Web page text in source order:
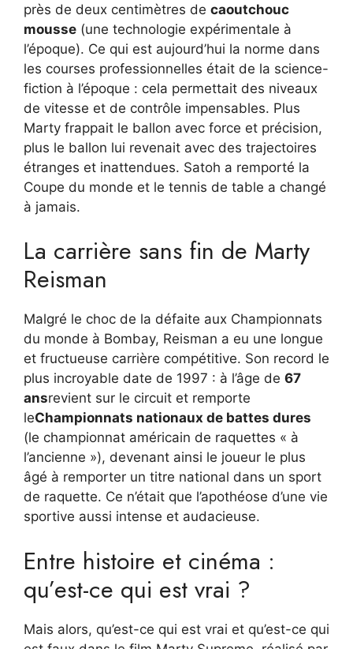
près de deux centimètres de caoutchouc
mousse (une technologie expérimentale à
l’époque). Ce qui est aujourd’hui la norme dans
les courses professionnelles était de la science-
fiction à l’époque : cela permettait des niveaux
de vitesse et de contrôle impensables. Plus
Marty frappait le ballon avec force et précision,
plus le ballon lui revenait avec des trajectoires
étranges et inattendues. Satoh a remporté la
Coupe du monde et le tennis de table a changé
à jamais.
La carrière sans fin de Marty
Reisman
Malgré le choc de la défaite aux Championnats
du monde à Bombay, Reisman a eu une longue
et fructueuse carrière compétitive. Son record le
plus incroyable date de 1997 : à l’âge de 67
ansrevient sur le circuit et remporte
leChampionnats nationaux de battes dures
(le championnat américain de raquettes « à
l’ancienne »), devenant ainsi le joueur le plus
âgé à remporter un titre national dans un sport
de raquette. Ce n’était que l’apothéose d’une vie
sportive aussi intense et audacieuse.
Entre histoire et cinéma :
qu’est-ce qui est vrai ?
Mais alors, qu’est-ce qui est vrai et qu’est-ce qui